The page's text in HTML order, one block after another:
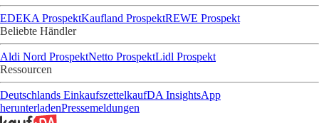
EDEKA ProspektKaufland ProspektREWE Prospekt
Beliebte Händler
Aldi Nord ProspektNetto ProspektLidl Prospekt
Ressourcen
Deutschlands EinkaufszettelkaufDA InsightsApp
herunterladenPressemeldungen